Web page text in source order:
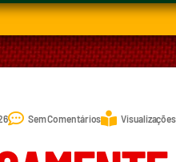
Sem Comentários